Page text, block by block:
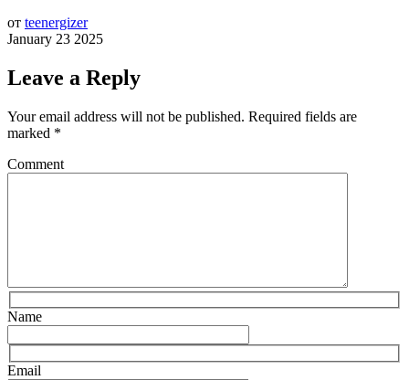
от teenergizer
January 23 2025
Leave a Reply
Your email address will not be published. Required fields are
marked *
Comment
Name
Email